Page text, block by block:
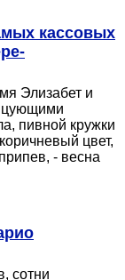
кассовых
Элизабет и
пивной кружки
цвет,
- весна
сотни